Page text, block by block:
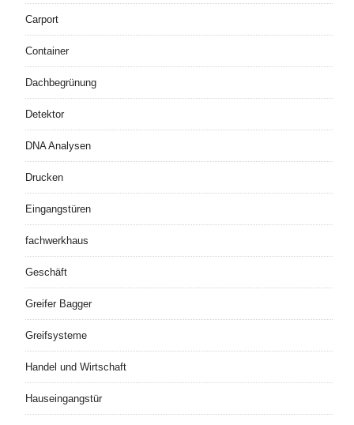
Carport
Container
Dachbegrünung
Detektor
DNA Analysen
Drucken
Eingangstüren
fachwerkhaus
Geschäft
Greifer Bagger
Greifsysteme
Handel und Wirtschaft
Hauseingangstür